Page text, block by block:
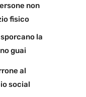
non
fisico
la
guai
al
social